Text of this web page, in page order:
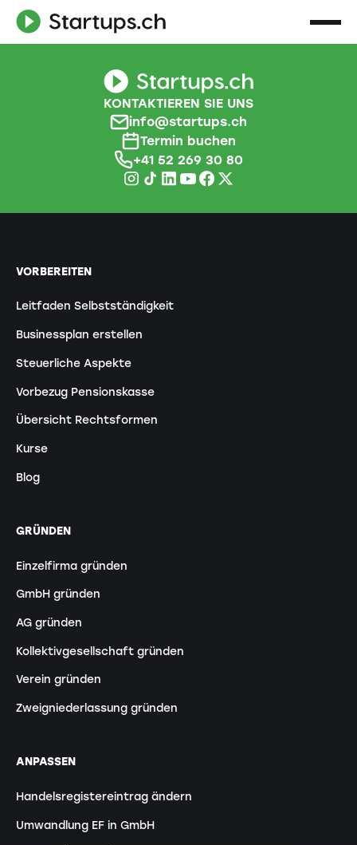
KONTAKTIEREN SIE UNS
info@startups.ch
Termin buchen
+41 52 269 30 80
VORBEREITEN
Leitfaden Selbstständigkeit
Businessplan erstellen
Steuerliche Aspekte
Vorbezug Pensionskasse
Übersicht Rechtsformen
Kurse
Blog
GRÜNDEN
Einzelfirma gründen
GmbH gründen
AG gründen
Kollektivgesellschaft gründen
Verein gründen
Zweigniederlassung gründen
ANPASSEN
Handelsregistereintrag ändern
Umwandlung EF in GmbH